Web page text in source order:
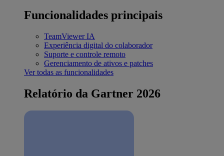
Funcionalidades principais
TeamViewer IA
Experiência digital do colaborador
Suporte e controle remoto
Gerenciamento de ativos e patches
Ver todas as funcionalidades
Relatório da Gartner 2026